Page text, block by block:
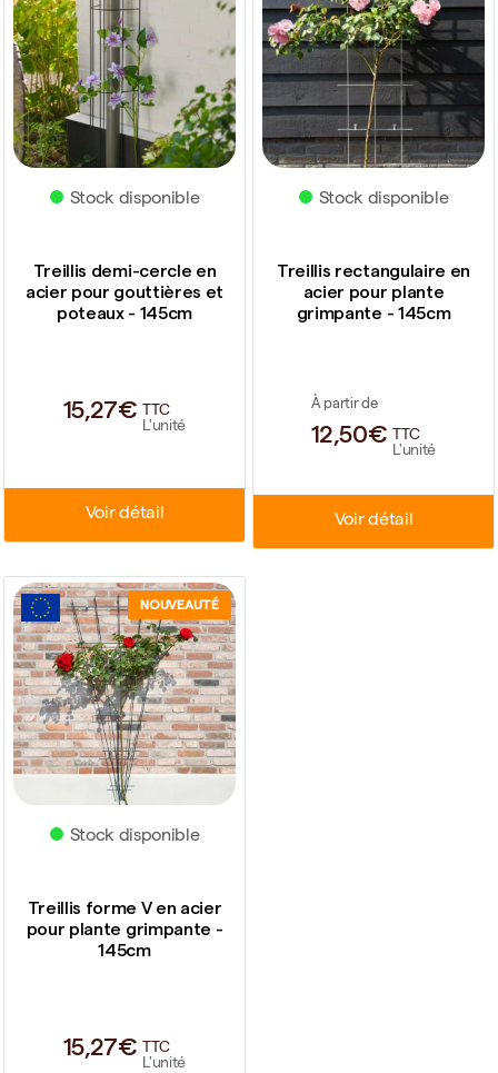
Stock disponible
Treillis demi-cercle en
acier pour gouttières et
poteaux - 145cm
15,27€
TTC
L'unité
Voir détail
Stock disponible
Treillis rectangulaire en
acier pour plante
grimpante - 145cm
À partir de
12,50€ TTC
L'unité
Voir détail
NOUVEAUTÉ
Stock disponible
Treillis forme V en acier
pour plante grimpante -
145cm
15,27€
TTC
L'unité